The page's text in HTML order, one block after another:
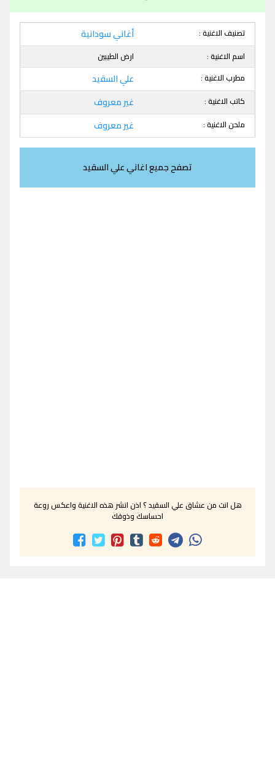
تصنيف الاغنية : أغاني سودانية
اسم الاغنية :
ارض الطيبين
مطرب الاغنية :
علي السقيد
كاتب الاغنية : غير معروف
ملحن الاغنية : غير معروف
تصفح جميع اغاني علي السقيد
هل انت من عشاق علي السقيد ؟ اذن انشر هذه الاغنية واعكس روعة
احساسك وذوقك